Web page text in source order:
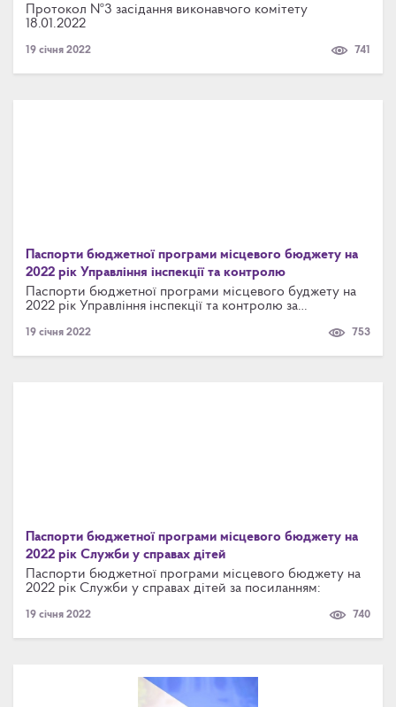
Протокол №3 засідання виконавчого комітету
18.01.2022
19 січня 2022 741
Паспорти бюджетної програми місцевого бюджету на
2022 рік Управління інспекції та контролю
Паспорти бюджетної програми місцевого буджету на
2022 рік Управління інспекції та контролю за
19 січня 2022 753
Паспорти бюджетної програми місцевого бюджету на
2022 рік Служби у справах дітей
Паспорти бюджетної програми місцевого бюджету на
2022 рік Служби у справах дітей за посиланням:
19 січня 2022 740